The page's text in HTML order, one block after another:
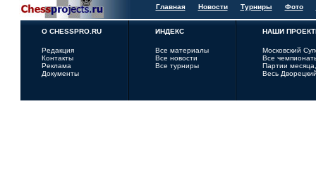
Главная Новости Турниры Фото
О CHESSPRO.RU
Редакция
Контакты
Реклама
Документы
ИНДЕКС
Все материалы
Все новости
Все турниры
НАШИ
Московский
Все
Партии
Весь